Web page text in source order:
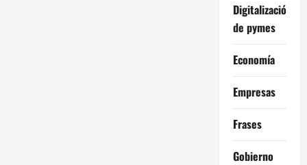
Digitalización
de pymes
Economía
Empresas
Frases
Gobierno